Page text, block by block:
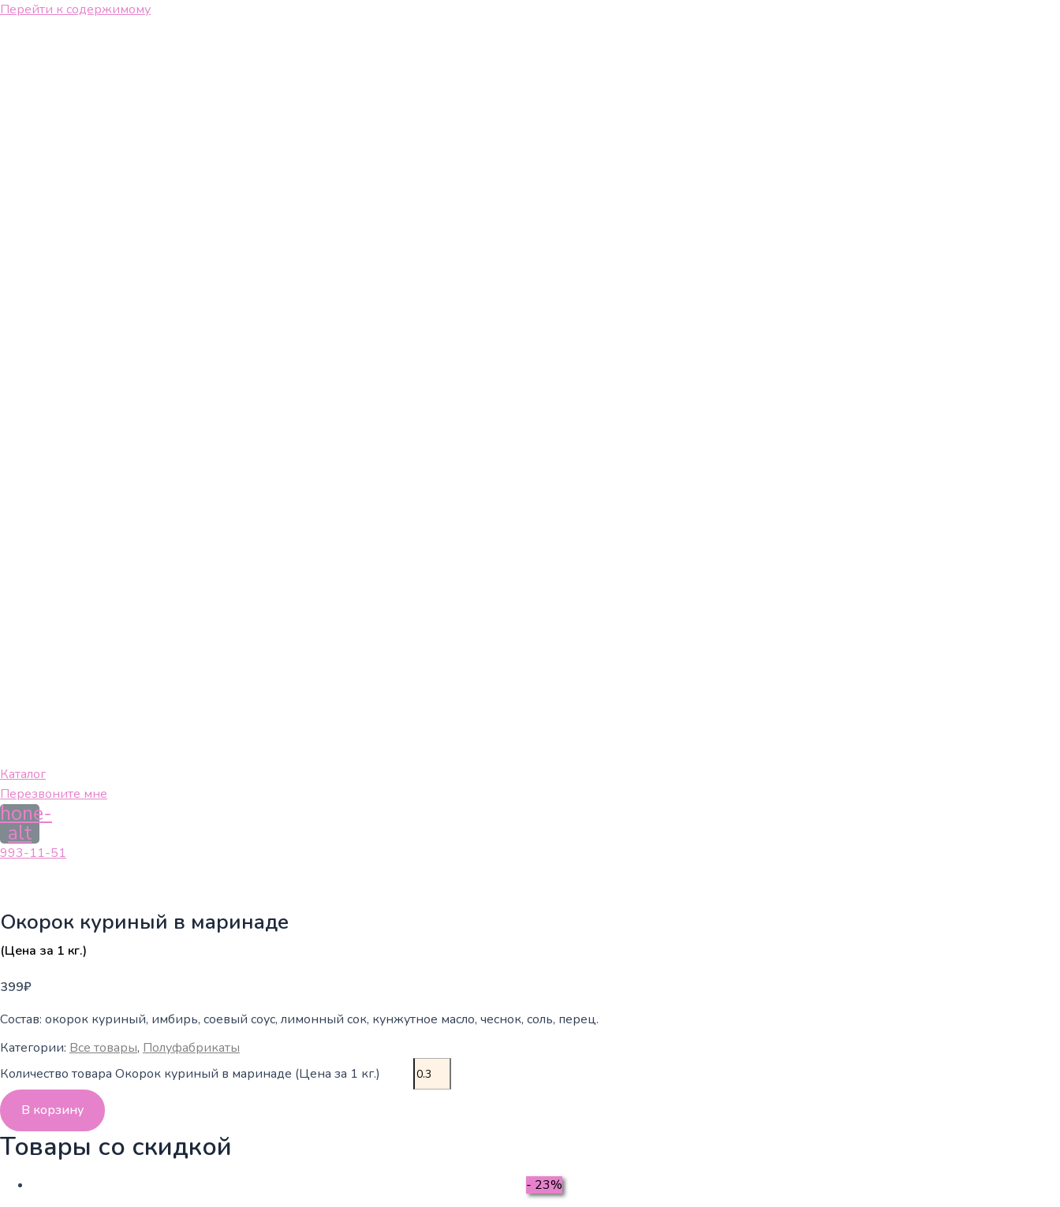
Перейти к содержимому
Каталог
Перезвоните мне
alt
993-11-51
Окорок куриный в маринаде
(Цена за 1 кг.)
399₽
Состав: окорок куриный, имбирь, соевый соус, лимонный сок, кунжутное масло, чеснок, соль, перец.
Категории: Все товары, Полуфабрикаты
Количество товара Окорок куриный в маринаде (Цена за 1 кг.)
В корзину
Товары со скидкой
- 23%